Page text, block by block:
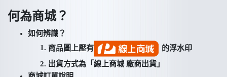
何為商城？
如何辨識？
商品圖上壓有
的浮水印
出貨方式為「線上商城 廠商出貨」